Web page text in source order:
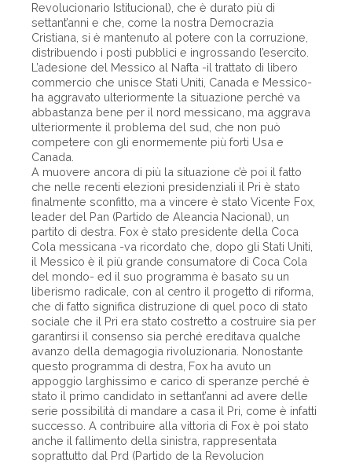
Revolucionario Istitucional), che è durato più di
settant’anni e che, come la nostra Democrazia
Cristiana, si è mantenuto al potere con la corruzione,
distribuendo i posti pubblici e ingrossando l’esercito.
L’adesione del Messico al Nafta -il trattato di libero
commercio che unisce Stati Uniti, Canada e Messico-
ha aggravato ulteriormente la situazione perché va
abbastanza bene per il nord messicano, ma aggrava
ulteriormente il problema del sud, che non può
competere con gli enormemente più forti Usa e
Canada.
A muovere ancora di più la situazione c’è poi il fatto
che nelle recenti elezioni presidenziali il Pri è stato
finalmente sconfitto, ma a vincere è stato Vicente Fox,
leader del Pan (Partido de Aleancia Nacional), un
partito di destra. Fox è stato presidente della Coca
Cola messicana -va ricordato che, dopo gli Stati Uniti,
il Messico è il più grande consumatore di Coca Cola
del mondo- ed il suo programma è basato su un
liberismo radicale, con al centro il progetto di riforma,
che di fatto significa distruzione di quel poco di stato
sociale che il Pri era stato costretto a costruire sia per
garantirsi il consenso sia perché ereditava qualche
avanzo della demagogia rivoluzionaria. Nonostante
questo programma di destra, Fox ha avuto un
appoggio larghissimo e carico di speranze perché è
stato il primo candidato in settant’anni ad avere delle
serie possibilità di mandare a casa il Pri, come è infatti
successo. A contribuire alla vittoria di Fox è poi stato
anche il fallimento della sinistra, rappresentata
soprattutto dal Prd (Partido de la Revolucion